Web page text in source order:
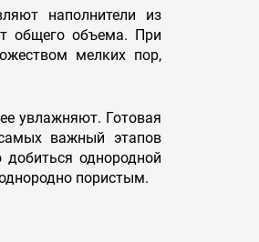
наполнители из
общего объема. При
мелких пор,
увлажняют. Готовая
важный этапов
однородной
пористым.